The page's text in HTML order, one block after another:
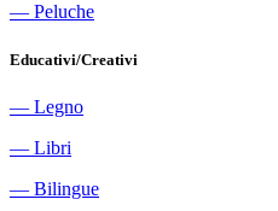
― Peluche
Educativi/Creativi
― Legno
― Libri
― Bilingue